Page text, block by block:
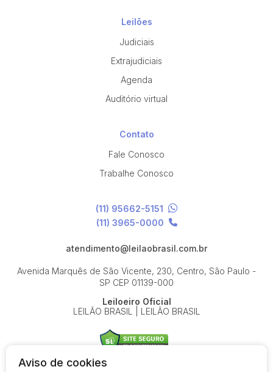
Leilões
Judiciais
Extrajudiciais
Agenda
Auditório virtual
Contato
Fale Conosco
Trabalhe Conosco
(11) 95662-5151
(11) 3965-0000
atendimento@leilaobrasil.com.br
Avenida Marquês de São Vicente, 230, Centro, São Paulo -
SP CEP 01139-000
Leiloeiro Oficial
LEILÃO BRASIL | LEILÃO BRASIL
Aviso de cookies